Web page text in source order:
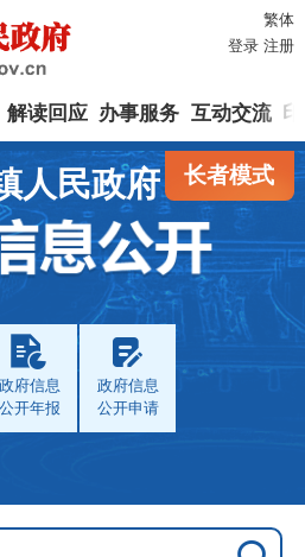
繁体
登录 注册
解读回应 办事服务 互动交流
长者模式
人民政府
政府信息
公开年报
政府信息
公开申请